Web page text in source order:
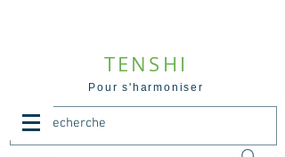
TENSHI
Pour s'harmoniser